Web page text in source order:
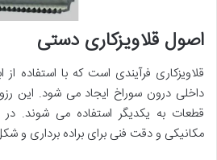
اصول قلاویزکاری دستی
داخلی درون سوراخ ایجاد می شود. این
قطعات به یکدیگر استفاده می شوند.
مکانیکی و دقت فنی برای براده برداری و